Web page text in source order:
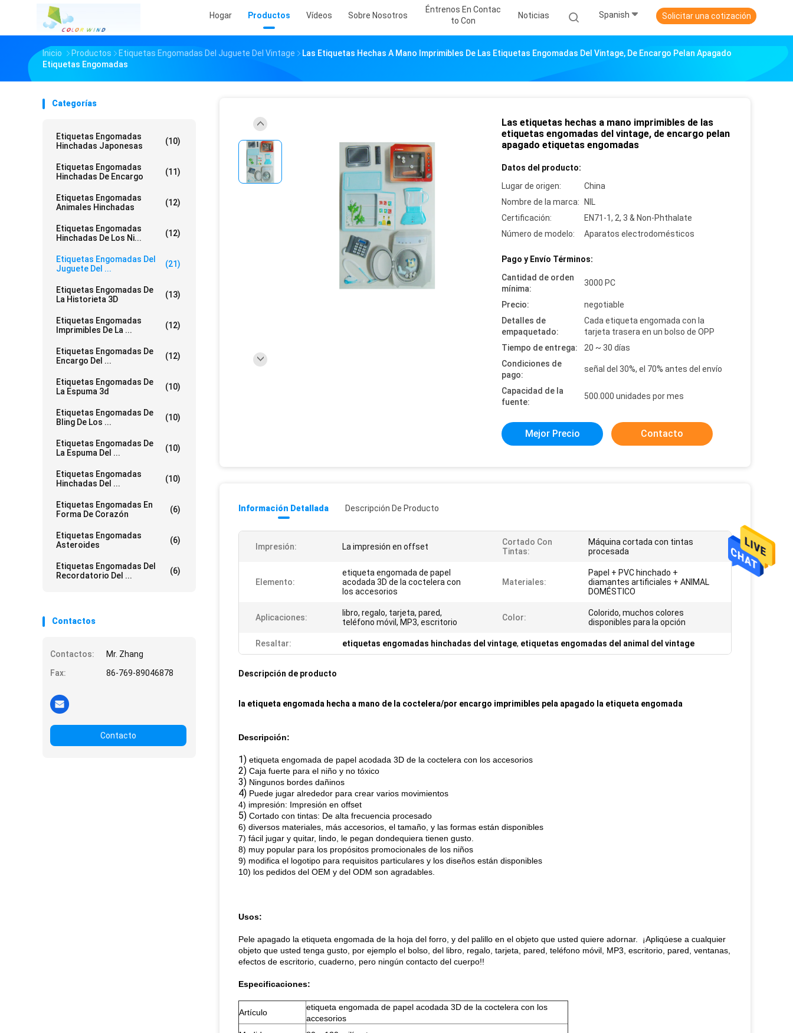
Hogar Productos Vídeos Sobre Nosotros
Éntrenos En Contac
To Con
Noticias Spanish Solicitar una cotización
Inicio Productos Etiquetas Engomadas Del Juguete Del Vintage
Las Etiquetas Hechas A Mano Imprimibles De Las Etiquetas Engomadas Del Vintage, De Encargo Pelan Apagado
Etiquetas Engomadas
Categorías
Etiquetas Engomadas
Hinchadas Japonesas
(10)
Etiquetas Engomadas
Hinchadas De Encargo
(11)
Etiquetas Engomadas
Animales Hinchadas
(12)
Etiquetas Engomadas
Hinchadas De Los Ni...
(12)
Etiquetas Engomadas Del
Juguete Del ...
(21)
Etiquetas Engomadas De
La Historieta 3D
(13)
Etiquetas Engomadas
Imprimibles De La ...
(12)
Etiquetas Engomadas De
Encargo Del ...
(12)
Etiquetas Engomadas De
La Espuma 3d
(10)
Etiquetas Engomadas De
Bling De Los ...
(10)
Etiquetas Engomadas De
La Espuma Del ...
(10)
Etiquetas Engomadas
Hinchadas Del ...
(10)
Etiquetas Engomadas En
Forma De Corazón
(6)
Etiquetas Engomadas
Asteroides
(6)
Etiquetas Engomadas Del
Recordatorio Del ...
(6)
Contactos
Contactos:
Mr. Zhang
Fax:
86-769-89046878
Contacto
Las etiquetas hechas a mano imprimibles de las
etiquetas engomadas del vintage, de encargo pelan
apagado etiquetas engomadas
Datos del producto:
Lugar de origen:
China
Nombre de la marca:
NIL
Certificación:
EN71-1, 2, 3 & Non-Phthalate
Número de modelo:
Aparatos electrodomésticos
Pago y Envío Términos:
Cantidad de orden
mínima:
3000 PC
Precio:
negotiable
Detalles de
empaquetado:
Cada etiqueta engomada con la
tarjeta trasera en un bolso de OPP
Tiempo de entrega:
20 ~ 30 días
Condiciones de
pago:
señal del 30%, el 70% antes del envío
Capacidad de la
fuente:
500.000 unidades por mes
Mejor Precio Contacto
Información Detallada Descripción De Producto
Impresión: La impresión en offset
Cortado Con
Tintas:
Máquina cortada con tintas
procesada
Elemento:
etiqueta engomada de papel
acodada 3D de la coctelera con
los accesorios
Materiales:
Papel + PVC hinchado +
diamantes artificiales + ANIMAL
DOMÉSTICO
Aplicaciones:
libro, regalo, tarjeta, pared,
teléfono móvil, MP3, escritorio
Color:
Colorido, muchos colores
disponibles para la opción
Resaltar: etiquetas engomadas hinchadas del vintage, etiquetas engomadas del animal del vintage
Descripción de producto
la etiqueta engomada hecha a mano de la coctelera/por encargo imprimibles pela apagado la etiqueta engomada
Descripción:
1) etiqueta engomada de papel acodada 3D de la coctelera con los accesorios
2) Caja fuerte para el niño y no tóxico
3) Ningunos bordes dañinos
4) Puede jugar alrededor para crear varios movimientos
4) impresión: Impresión en offset
5) Cortado con tintas: De alta frecuencia procesado
6) diversos materiales, más accesorios, el tamaño, y las formas están disponibles
7) fácil jugar y quitar, lindo, le pegan dondequiera tienen gusto.
8) muy popular para los propósitos promocionales de los niños
9) modifica el logotipo para requisitos particulares y los diseños están disponibles
10) los pedidos del OEM y del ODM son agradables.
Usos:
Pele apagado la etiqueta engomada de la hoja del forro, y del palillo en el objeto que usted quiere adornar. ¡Apliqúese a cualquier
objeto que usted tenga gusto, por ejemplo el bolso, del libro, regalo, tarjeta, pared, teléfono móvil, MP3, escritorio, pared, ventanas,
efectos de escritorio, cuaderno, pero ningún contacto del cuerpo!!
Especificaciones:
Artículo
etiqueta engomada de papel acodada 3D de la coctelera con los
accesorios